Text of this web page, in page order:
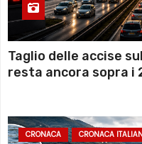
Taglio delle accise
resta ancora sopra i
CRONACA CRONACA